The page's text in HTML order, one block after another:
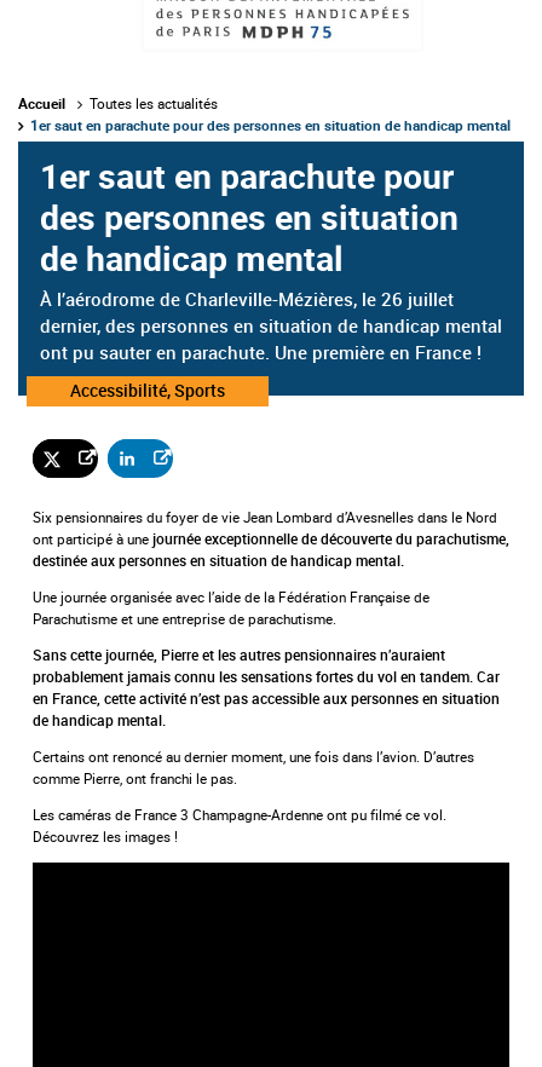
Accueil
Toutes les actualités
1er saut en parachute pour des personnes en situation de handicap mental
1er saut en parachute pour
des personnes en situation
de handicap mental
À l’aérodrome de Charleville-Mézières, le 26 juillet
dernier, des personnes en situation de handicap mental
ont pu sauter en parachute. Une première en France !
Catégorie
Accessibilité, Sports
Six pensionnaires du foyer de vie Jean Lombard d’Avesnelles dans le Nord
ont participé à une journée exceptionnelle de découverte du parachutisme,
destinée aux personnes en situation de handicap mental.
Une journée organisée avec l’aide de la Fédération Française de
Parachutisme et une entreprise de parachutisme.
Sans cette journée, Pierre et les autres pensionnaires n’auraient
probablement jamais connu les sensations fortes du vol en tandem. Car
en France, cette activité n’est pas accessible aux personnes en situation
de handicap mental.
Certains ont renoncé au dernier moment, une fois dans l’avion. D’autres
comme Pierre, ont franchi le pas.
Les caméras de France 3 Champagne-Ardenne ont pu filmé ce vol.
Découvrez les images !